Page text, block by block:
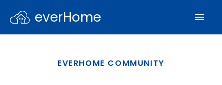
everHome
EVERHOME COMMUNITY